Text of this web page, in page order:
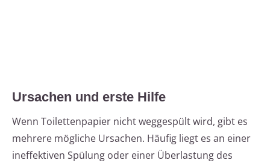
Ursachen und erste Hilfe
Wenn Toilettenpapier nicht weggespült wird, gibt es
mehrere mögliche Ursachen. Häufig liegt es an einer
ineffektiven Spülung oder einer Überlastung des